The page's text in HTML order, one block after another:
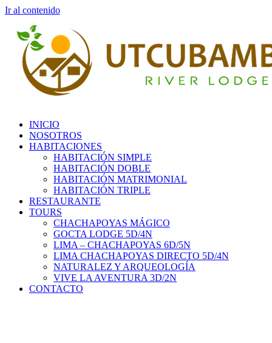
Ir al contenido
INICIO
NOSOTROS
HABITACIONES
HABITACIÓN SIMPLE
HABITACIÓN DOBLE
HABITACIÓN MATRIMONIAL
HABITACIÓN TRIPLE
RESTAURANTE
TOURS
CHACHAPOYAS MÁGICO
GOCTA LODGE 5D/4N
LIMA – CHACHAPOYAS 6D/5N
LIMA CHACHAPOYAS DIRECTO 5D/4N
NATURALEZ Y ARQUEOLOGÍA
VIVE LA AVENTURA 3D/2N
CONTACTO